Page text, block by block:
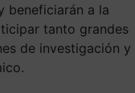
beneficiarán a la
tanto grandes
de investigación y